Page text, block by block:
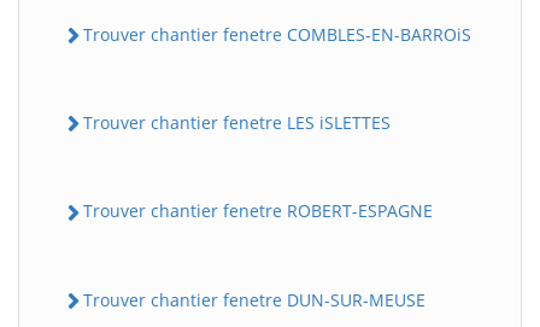
Trouver chantier fenetre COMBLES-EN-BARROiS
Trouver chantier fenetre LES iSLETTES
Trouver chantier fenetre ROBERT-ESPAGNE
Trouver chantier fenetre DUN-SUR-MEUSE